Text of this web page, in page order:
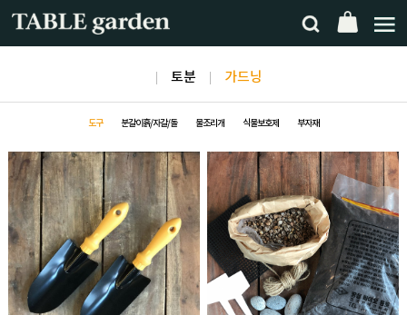
토분 가드닝
도구 분갈이흙/자갈/돌 물조리개 식물보호제 부자재